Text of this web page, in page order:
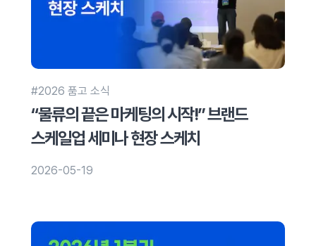
#2026 품고 소식
“물류의 끝은 마케팅의 시작!” 브랜드
스케일업 세미나 현장 스케치
2026-05-19